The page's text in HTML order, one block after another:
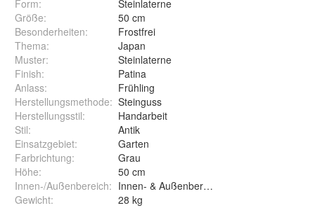
Form:
Steinlaterne
Größe:
50 cm
Besonderheiten:
Frostfrei
Thema:
Japan
Muster:
Steinlaterne
Finish:
Patina
Anlass:
Frühling
Herstellungsmethode: Steinguss
Herstellungsstil:
Handarbeit
Stil:
Antik
Einsatzgebiet:
Garten
Farbrichtung:
Grau
Höhe:
50 cm
Innen-/Außenbereich: Innen- & Außenbereich
Gewicht: 28 kg